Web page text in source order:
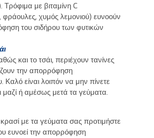
με βιταμίνη C
φράουλες, χυμός λεμονιού) ευνοούν
του σιδήρου των φυτικών
και το τσάι, περιέχουν τανίνες
την απορρόφηση
Καλό είναι λοιπόν να μην πίνετε
μαζί ή αμέσως μετά τα γεύματα.
με τα γεύματα σας προτιμήστε
ευνοεί την απορρόφηση